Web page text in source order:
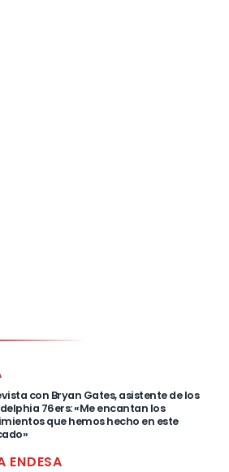
con Bryan Gates, asistente de los
76ers: «Me encantan los
que hemos hecho en este
ENDESA